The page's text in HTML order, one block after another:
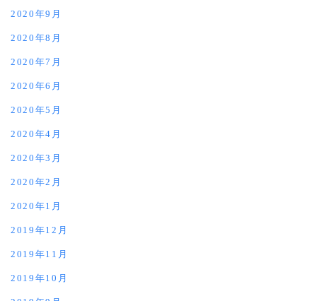
2020年9月
2020年8月
2020年7月
2020年6月
2020年5月
2020年4月
2020年3月
2020年2月
2020年1月
2019年12月
2019年11月
2019年10月